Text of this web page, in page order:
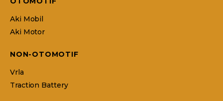
Aki Mobil
Aki Motor
NON-OTOMOTIF
Vrla
Traction Battery